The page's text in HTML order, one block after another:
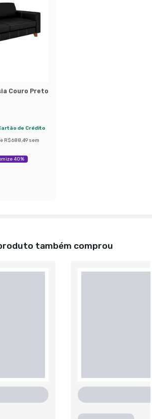
Couro Preto
de Crédito
R$ 688,49 sem
40%
também comprou